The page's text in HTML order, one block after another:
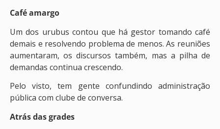
Café amargo
Um dos urubus contou que há gestor tomando café
demais e resolvendo problema de menos. As reuniões
aumentaram, os discursos também, mas a pilha de
demandas continua crescendo.
Pelo visto, tem gente confundindo administração
pública com clube de conversa.
Atrás das grades